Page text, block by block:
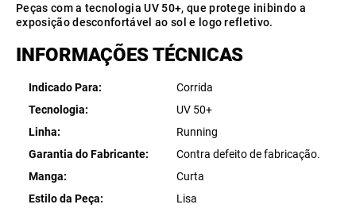
Peças com a tecnologia UV 50+, que protege inibindo a
exposição desconfortável ao sol e logo refletivo.
INFORMAÇÕES TÉCNICAS
Indicado Para
Corrida
Tecnologia
UV 50+
Linha
Running
Garantia do Fabricante
Contra defeito de fabricação.
Manga
Curta
Estilo da Peça
Lisa